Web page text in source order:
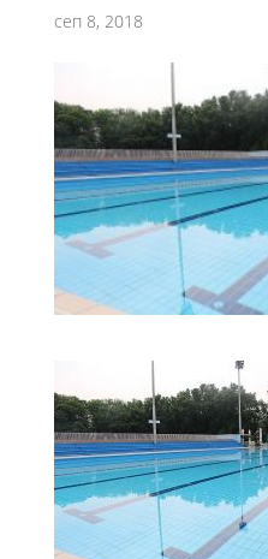
сеп 8, 2018